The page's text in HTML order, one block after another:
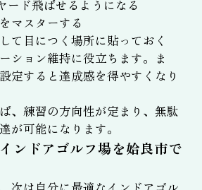
ード飛ばせるようになる
マスターする
て目につく場所に貼っておく
ション維持に役立ちます。ま
定すると達成感を得やすくなり
、練習の方向性が定まり、無駄
が可能になります。
ンドアゴルフ場を姶良市で